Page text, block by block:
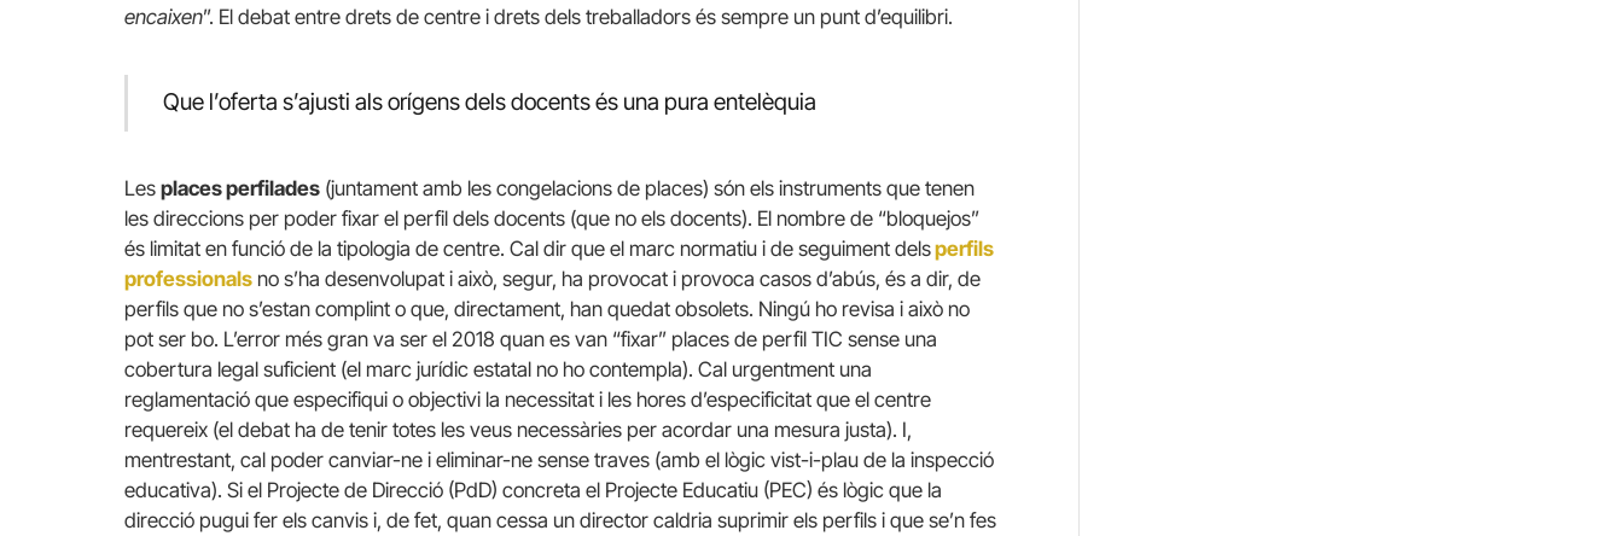
encaixen”. El debat entre drets de centre i drets dels treballadors és sempre un punt d’equilibri.
Que l’oferta s’ajusti als orígens dels docents és una pura entelèquia
Les places perfilades (juntament amb les congelacions de places) són els instruments que tenen
les direccions per poder fixar el perfil dels docents (que no els docents). El nombre de “bloquejos”
és limitat en funció de la tipologia de centre. Cal dir que el marc normatiu i de seguiment delsperfils
professionals no s’ha desenvolupat i això, segur, ha provocat i provoca casos d’abús, és a dir, de
perfils que no s’estan complint o que, directament, han quedat obsolets. Ningú ho revisa i això no
pot ser bo. L’error més gran va ser el 2018 quan es van “fixar” places de perfil TIC sense una
cobertura legal suficient (el marc jurídic estatal no ho contempla). Cal urgentment una
reglamentació que especifiqui o objectivi la necessitat i les hores d’especificitat que el centre
requereix (el debat ha de tenir totes les veus necessàries per acordar una mesura justa). I,
mentrestant, cal poder canviar-ne i eliminar-ne sense traves (amb el lògic vist-i-plau de la inspecció
educativa). Si el Projecte de Direcció (PdD) concreta el Projecte Educatiu (PEC) és lògic que la
direcció pugui fer els canvis i, de fet, quan cessa un director caldria suprimir els perfils i que se’n fes